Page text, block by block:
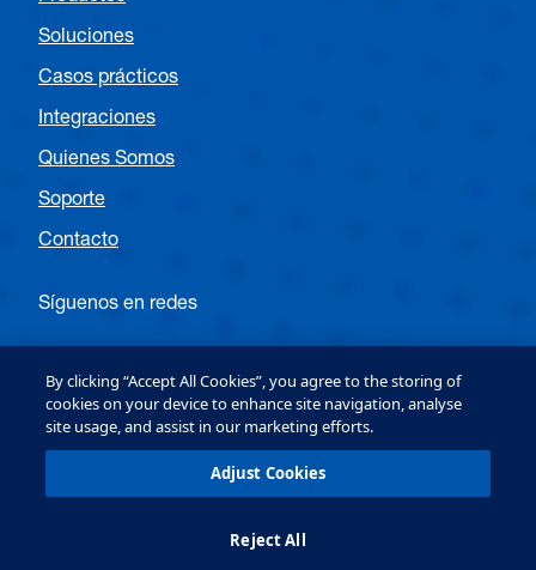
Soluciones
Casos prácticos
Integraciones
Quienes Somos
Soporte
Contacto
Síguenos en redes
Follow OPTEX EMEA Security
By clicking “Accept All Cookies”, you agree to the storing of
cookies on your device to enhance site navigation, analyse
site usage, and assist in our marketing efforts.
Adjust Cookies
Reject All